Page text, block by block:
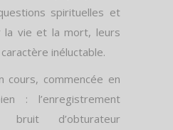
spirituelles et
la vie et la mort, leurs
inéluctable.
cours, commencée en
: l’enregistrement
bruit d’obturateur